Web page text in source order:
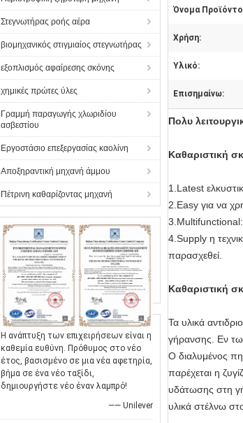
Στεγνωτήρας ροής αέρα
βιομηχανικός στιγμιαίος στεγνωτήρας
εξοπλισμός αφαίρεσης σκόνης
χημικές πρώτες ύλες
Γραμμή παραγωγής χλωριδίου
ασβεστίου
Εργοστάσιο επεξεργασίας καολίνη
Αποξηραντική μηχανή άμμου
Πέτρινη καθαρίζοντας μηχανή
Η ανάπτυξη των επιχειρήσεων είναι η
καθεμία ευθύνη. Πρόθυμος στο νέο
έτος, βασισμένο σε μια νέα αφετηρία,
βήμα σε ένα νέο ταξίδι,
δημιουργήστε νέο έναν λαμπρό!
—— Unilever
Όνομα
Χρήση:
Υλικό:
Επισημαίνω:
Πολυ
Καθαριστική
1.Latest
2.Easy για να
4.Supply η
παρασχεθεί.
Καθαριστική
Τα υλικά
γήρανσης. Εν τω
Ο διαλυμένος
παρέχεται η
υδάτωσης στη
υλικά στέλνω